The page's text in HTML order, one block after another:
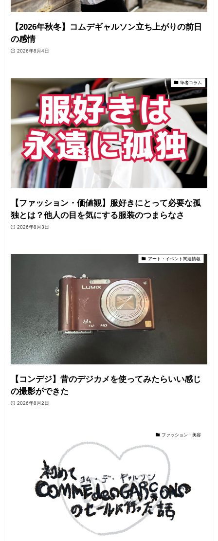
【2026年秋冬】コムデギャルソン立ち上がりの前日
の感情
2026年8月4日
筆者コラム
【ファッション・価値観】服好きにとって必要な孤
独とは？他人の目を気にする服装のつまらなさ
2026年8月3日
アート・イベント関連情報
【コンデジ】昔のデジカメを使ってみたらいい感じ
の撮影ができた
2026年8月2日
ファッション・美容